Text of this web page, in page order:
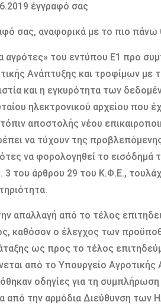
έγγραφό σας
σας, αναφορικά με το πιο πάνω
αγρότες» του εντύπου Ε1 προ
Ανάπτυξης και τροφίμων
και η εγκυρότητα των
ηλεκτρονικού αρχείου που
αποστολής νέου
να τύχουν της
να φορολογηθεί το
3 του άρθρου 29 του Κ.Φ.Ε.,
απαλλαγή από το τέλος
καθόσον ο έλεγχος των
ως προς το τέλος
από το Υπουργείο
οδηγίες για τη
από την αρμόδια Διεύθυνση των